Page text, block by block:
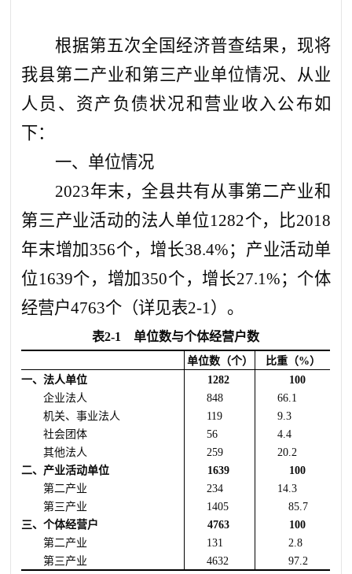
根据第五次全国经济普查结果，现将
我县第二产业和第三产业单位情况、从业
人员、资产负债状况和营业收入公布如
下：
一、单位情况
2023年末，全县共有从事第二产业和
第三产业活动的法人单位1282个，比2018
年末增加356个，增长38.4%；产业活动单
位1639个，增加350个，增长27.1%；个体
经营户4763个（详见表2-1）。
表2-1 单位数与个体经营户数
单位数（个） 比重（%）
一、法人单位
1282
100
企业法人
848
66.1
机关、事业法人
119
9.3
社会团体
56
4.4
其他法人
259
20.2
二、产业活动单位
1639
100
第二产业
234
14.3
第三产业
1405
85.7
三、个体经营户
4763
100
第二产业
131
2.8
第三产业
4632 97.2